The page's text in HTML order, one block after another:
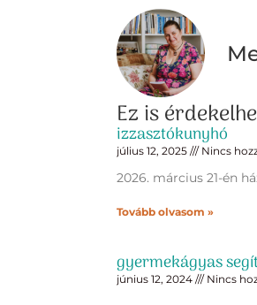
Ez is
izzasztókunyhó
július 12, 2025 Nincs
2026. március 21-én
Tovább olvasom »
gyermekágyas
június 12, 2024 Nincs